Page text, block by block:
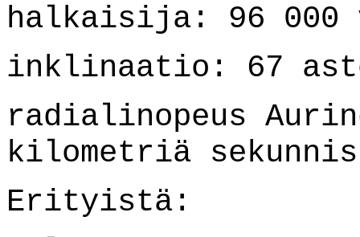
halkaisija: 96 000
inklinaatio: 67
radialinopeus
kilometriä
Erityistä: